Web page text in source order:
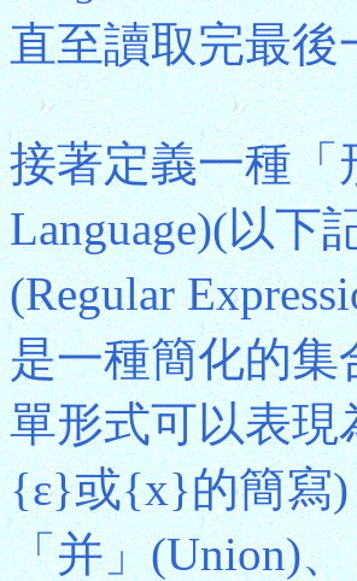
直至讀取完最後
接著定義一種「
Language)(以下
(Regular
是一種簡化的集
單形式可以表
{ε}或{x}的簡寫)
「并」(Union)